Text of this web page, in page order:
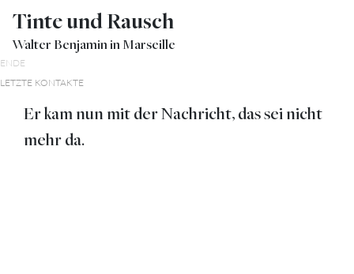
Tinte und Rausch
Walter Benjamin in Marseille
ENDE
LETZTE KONTAKTE
Er kam nun mit der Nachricht, das sei nicht
mehr da.